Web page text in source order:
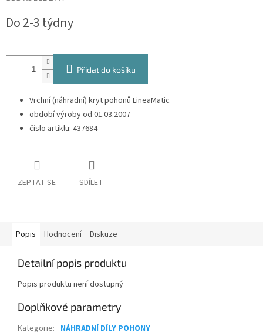
cena:
Do 2-3 týdny
Přidat do košíku
Vrchní (náhradní) kryt pohonů LineaMatic
období výroby od 01.03.2007 –
číslo artiklu: 437684
ZEPTAT SE SDÍLET
Popis Hodnocení Diskuze
Detailní popis produktu
Popis produktu není dostupný
Doplňkové parametry
Kategorie: NÁHRADNÍ DÍLY POHONY